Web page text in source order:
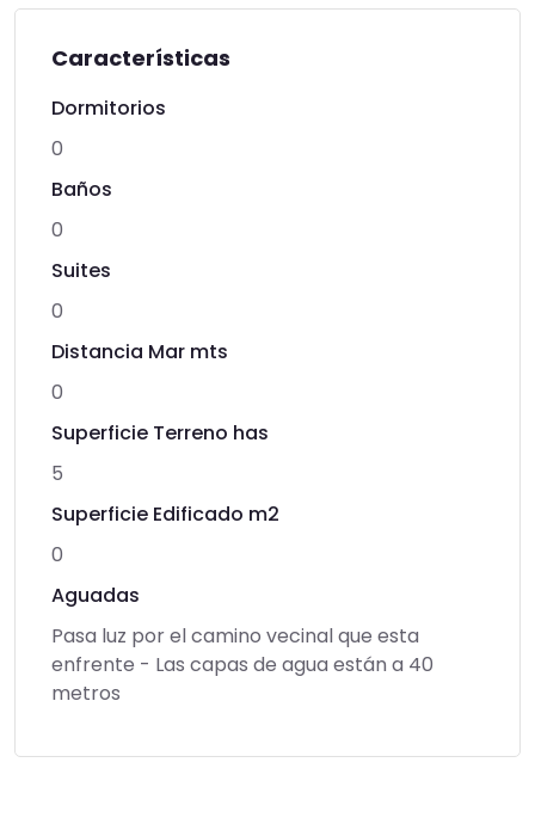
Características
Dormitorios
0
Baños
0
Suites
0
Distancia Mar mts
0
Superficie Terreno has
5
Superficie Edificado m2
0
Aguadas
Pasa luz por el camino vecinal que esta
enfrente - Las capas de agua están a 40
metros